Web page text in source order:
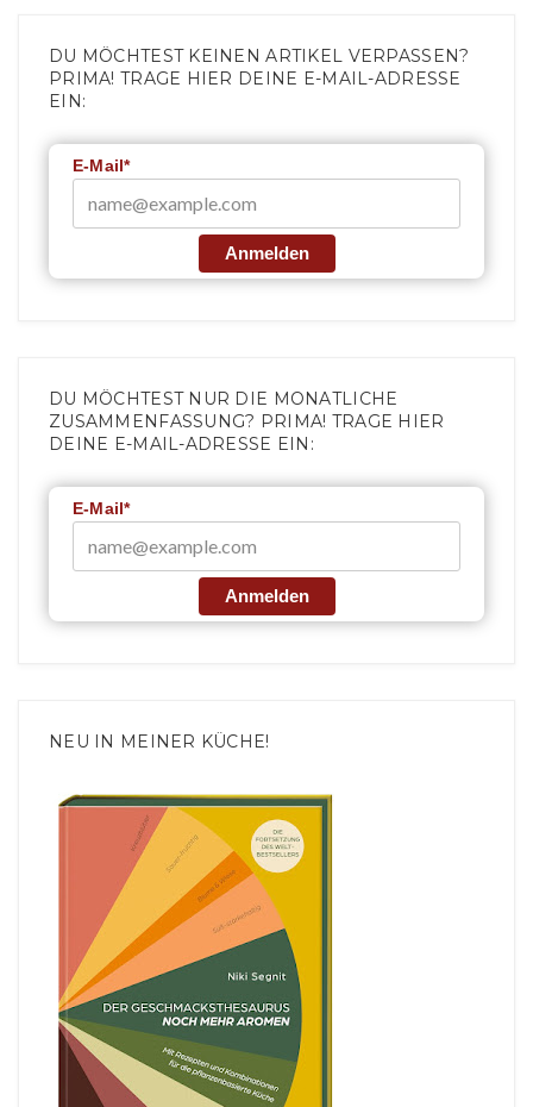
DU MÖCHTEST KEINEN ARTIKEL VERPASSEN?
PRIMA! TRAGE HIER DEINE E-MAIL-ADRESSE
EIN:
E-Mail*
Anmelden
DU MÖCHTEST NUR DIE MONATLICHE
ZUSAMMENFASSUNG? PRIMA! TRAGE HIER
DEINE E-MAIL-ADRESSE EIN:
E-Mail*
Anmelden
NEU IN MEINER KÜCHE!